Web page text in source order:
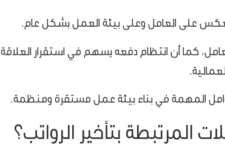
تنعكس على العامل وعلى بيئة العمل بشكل عام.
كما أن انتظام دفعه يسهم في استقرار العلاقة
المهمة في بناء بيئة عمل مستقرة ومنظمة.
بتأخير الرواتب؟